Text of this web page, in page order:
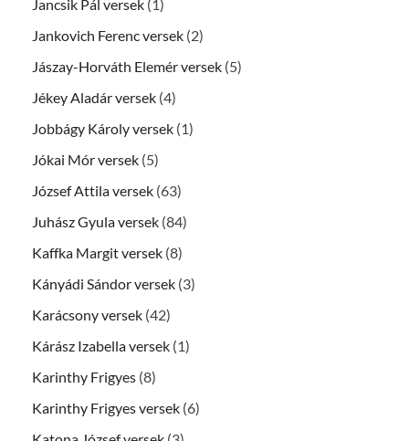
Jancsik Pál versek (1)
Jankovich Ferenc versek (2)
Jászay-Horváth Elemér versek (5)
Jékey Aladár versek (4)
Jobbágy Károly versek (1)
Jókai Mór versek (5)
József Attila versek (63)
Juhász Gyula versek (84)
Kaffka Margit versek (8)
Kányádi Sándor versek (3)
Karácsony versek (42)
Kárász Izabella versek (1)
Karinthy Frigyes (8)
Karinthy Frigyes versek (6)